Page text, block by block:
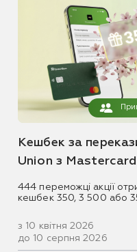
Кешбек за
Union з Mastercard
444 переможці акції
кешбек 350, 3 500 або
з 10 квітня 2026
до 10 серпня 2026